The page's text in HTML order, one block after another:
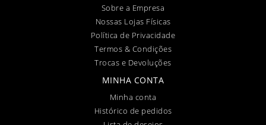
Sobre a Empresa
Nossas Lojas Físicas
Política de Privacidade
Termos & Condições
Trocas e Devoluções
MINHA CONTA
Minha conta
Histórico de pedidos